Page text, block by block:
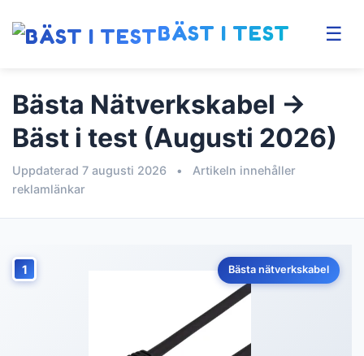
BÄST I TEST ☰
Bästa Nätverkskabel →
Bäst i test (Augusti 2026)
Uppdaterad 7 augusti 2026 •
Artikeln innehåller
reklamlänkar
1 Bästa nätverkskabel